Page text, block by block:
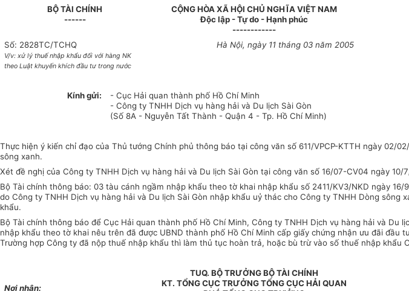
BỘ TÀI CHÍNH
------
CỘNG HÒA XÃ HỘI CHỦ NGHĨA VIỆT NAM
Độc lập - Tự do - Hạnh phúc
------------
Số: 2828TC/TCHQ
V/v: xử lý thuế nhập khẩu đối với hàng NK
theo Luật khuyến khích đầu tư trong nước
Hà Nội, ngày 11 tháng 03 năm 2005
Kính gửi:
- Cục Hải quan thành phố Hồ Chí Minh
- Công ty TNHH Dịch vụ hàng hải và Du lịch Sài Gòn
(Số 8A - Nguyễn Tất Thành - Quận 4 - Tp. Hồ Chí Minh)
Thực hiện ý kiến chỉ đạo của Thủ tướng Chính phủ thông báo tại công văn số 611/VPCP-KTTH ngày
sông xanh.
Xét đề nghị của Công ty TNHH Dịch vụ hàng hải và Du lịch Sài Gòn tại công văn số 16/07-CV04 ngày 10/
Bộ Tài chính thông báo: 03 tàu cánh ngầm nhập khẩu theo tờ khai nhập khẩu số 2411/KV3/NKD ngày
do Công ty TNHH Dịch vụ hàng hải và Du lịch Sài Gòn nhập khẩu uỷ thác cho Công ty TNHH Dòng
khẩu.
Bộ Tài chính thông báo để Cục Hải quan thành phố Hồ Chí Minh, Công ty TNHH Dịch vụ hàng hải và
nhập khẩu theo tờ khai nêu trên đã được UBND thành phố Hồ Chí Minh cấp giấy chứng nhận ưu đãi
Trường hợp Công ty đã nộp thuế nhập khẩu thì làm thủ tục hoàn trả, hoặc bù trừ vào số thuế nhập
Nơi nhận:
TUQ. BỘ TRƯỞNG BỘ TÀI CHÍNH
KT. TỔNG CỤC TRƯỞNG TỔNG CỤC HẢI QUAN